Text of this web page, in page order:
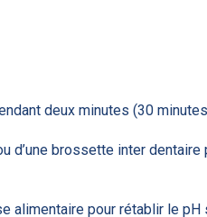
deux minutes (30
d’une brossette inter
alimentaire pour rétablir le